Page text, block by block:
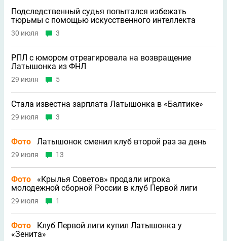
Подследственный судья попытался избежать
тюрьмы с помощью искусственного интеллекта
30 июля 3
РПЛ с юмором отреагировала на возвращение
Латышонка из ФНЛ
29 июля 5
Стала известна зарплата Латышонка в «Балтике»
29 июля 3
Фото Латышонок сменил клуб второй раз за день
29 июля 13
Фото
«Крылья Советов» продали игрока
молодежной сборной России в клуб Первой лиги
29 июля 1
Фото
Клуб Первой лиги купил Латышонка у
«Зенита»